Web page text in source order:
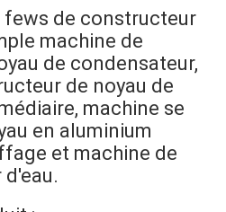
fews de constructeur
machine de
de condensateur,
de noyau de
machine se
en aluminium
et machine de